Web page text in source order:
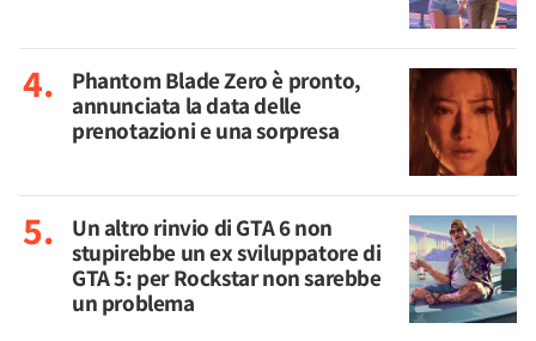
Phantom Blade Zero è pronto,
annunciata la data delle
prenotazioni e una sorpresa
Un altro rinvio di GTA 6 non
stupirebbe un ex sviluppatore di
GTA 5: per Rockstar non sarebbe
un problema